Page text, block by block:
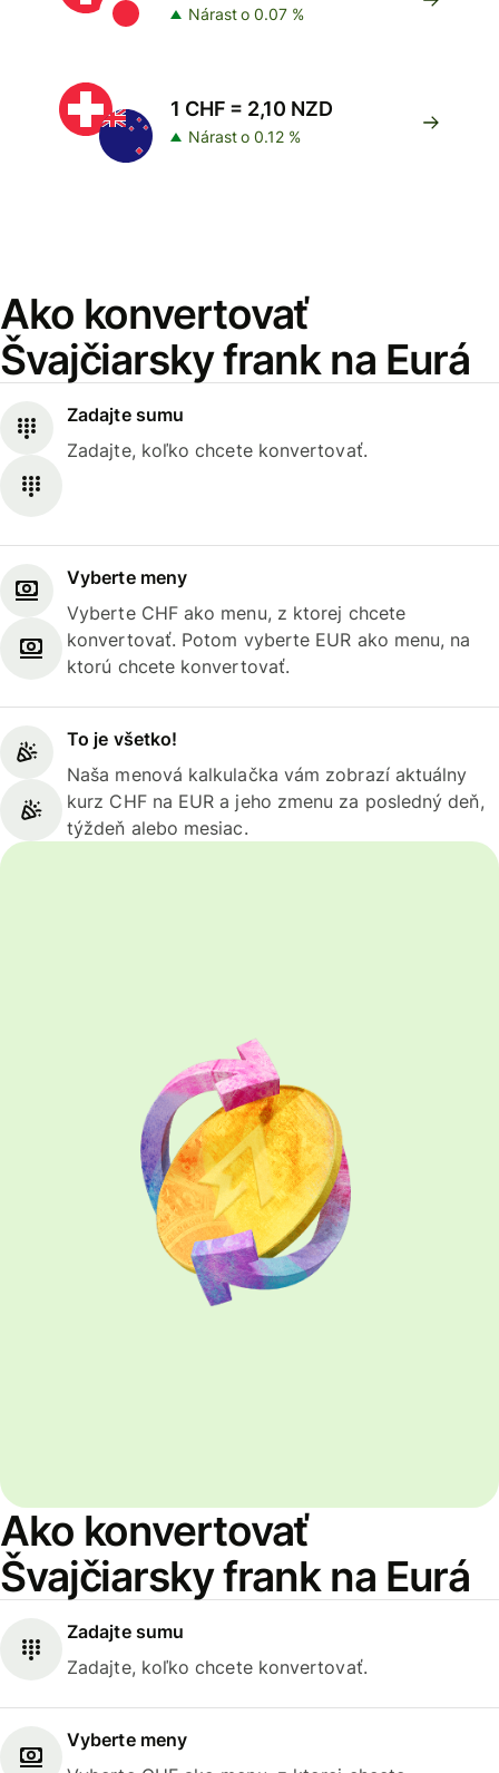
Nárast o 0.07 %
1 CHF = 2,10 NZD
Nárast o 0.12 %
Ako konvertovať
Švajčiarsky frank na Eurá
Zadajte sumu
Zadajte, koľko chcete konvertovať.
Vyberte meny
Vyberte CHF ako menu, z ktorej chcete
konvertovať. Potom vyberte EUR ako menu, na
ktorú chcete konvertovať.
To je všetko!
Naša menová kalkulačka vám zobrazí aktuálny
kurz CHF na EUR a jeho zmenu za posledný deň,
týždeň alebo mesiac.
Ako konvertovať
Švajčiarsky frank na Eurá
Zadajte sumu
Zadajte, koľko chcete konvertovať.
Vyberte meny